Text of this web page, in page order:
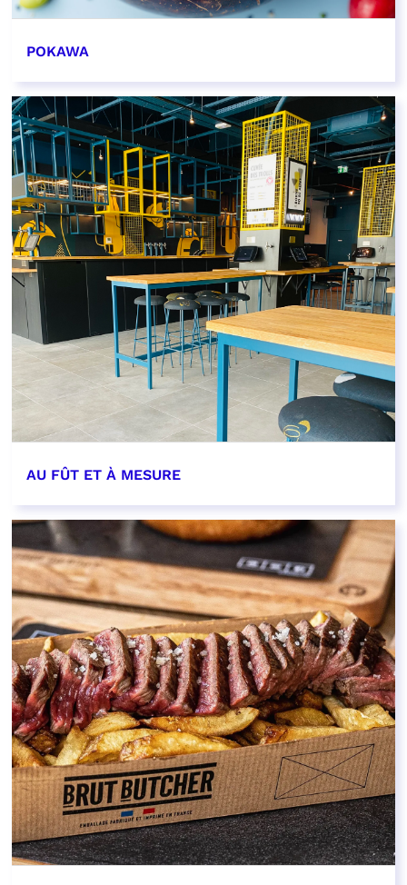
POKAWA
EN SAVOIR PLUS
AU FÛT ET À MESURE
EN SAVOIR PLUS